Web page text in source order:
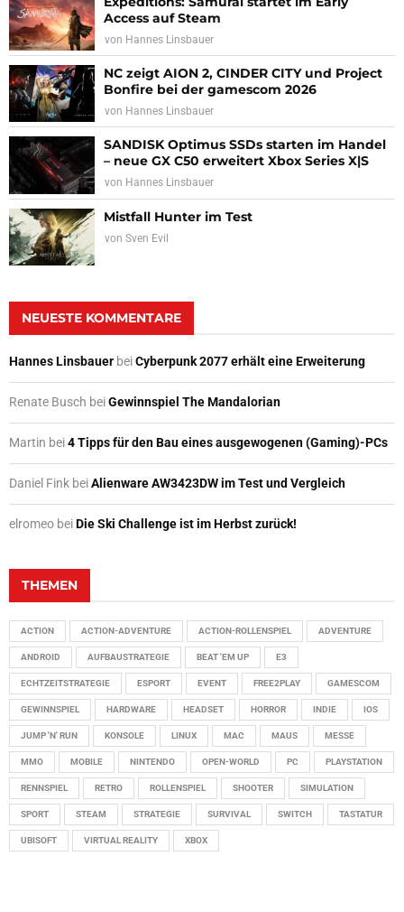
Access auf Steam
von Hannes Linsbauer
NC zeigt AION 2, CINDER CITY und Project
Bonfire bei der gamescom 2026
von Hannes Linsbauer
SANDISK Optimus SSDs starten im Handel
– neue GX C50 erweitert Xbox Series X|S
von Hannes Linsbauer
Mistfall Hunter im Test
von Sven Evil
NEUESTE KOMMENTARE
Hannes Linsbauer beiCyberpunk 2077 erhält eine Erweiterung
Renate Busch beiGewinnspiel The Mandalorian
Martin bei4 Tipps für den Bau eines ausgewogenen (Gaming)-PCs
Daniel Fink beiAlienware AW3423DW im Test und Vergleich
elromeo beiDie Ski Challenge ist im Herbst zurück!
THEMEN
ACTION ACTION-ADVENTURE ACTION-ROLLENSPIEL ADVENTURE
ANDROID AUFBAUSTRATEGIE BEAT 'EM UP E3
ECHTZEITSTRATEGIE ESPORT EVENT FREE2PLAY GAMESCOM
GEWINNSPIEL HARDWARE HEADSET HORROR INDIE IOS
JUMP 'N' RUN KONSOLE LINUX MAC MAUS MESSE
MMO MOBILE NINTENDO OPEN-WORLD PC PLAYSTATION
RENNSPIEL RETRO ROLLENSPIEL SHOOTER SIMULATION
SPORT STEAM STRATEGIE SURVIVAL SWITCH TASTATUR
UBISOFT VIRTUAL REALITY XBOX